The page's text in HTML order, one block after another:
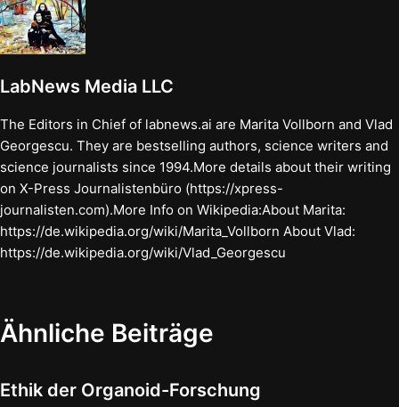
LabNews Media LLC
The Editors in Chief of labnews.ai are Marita Vollborn and Vlad
Georgescu. They are bestselling authors, science writers and
science journalists since 1994.More details about their writing
on X-Press Journalistenbüro (https://xpress-
journalisten.com).More Info on Wikipedia:About Marita:
https://de.wikipedia.org/wiki/Marita_Vollborn About Vlad:
https://de.wikipedia.org/wiki/Vlad_Georgescu
Ähnliche Beiträge
Ethik der Organoid-Forschung